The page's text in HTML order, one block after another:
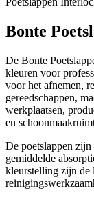
Bonte
De Bonte
kleuren voor
voor het afnemen,
gereedschappen,
werkplaatsen,
en
De poetslappen zijn
gemiddelde
kleurstelling zijn de